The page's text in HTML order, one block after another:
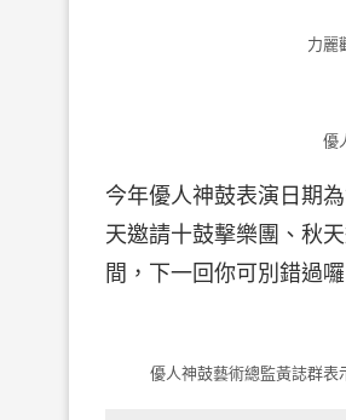
力麗
優
今年優人神鼓表演日期
天邀請十鼓擊樂團、秋
間，下一回你可別錯過囉
優人神鼓藝術總監黃誌群